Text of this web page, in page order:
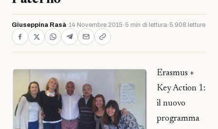
Giuseppina Rasà·14 Novembre 2015 · 5 min di lettura· 5.908 letture
Erasmus +
Key Action 1:
il nuovo
programma